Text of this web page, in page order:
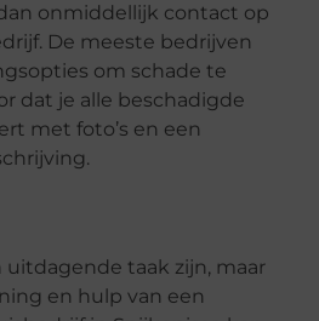
onmiddellijk contact op
De meeste bedrijven
om schade te
dat je alle beschadigde
met foto’s en een
uitdagende taak zijn, maar
en hulp van een